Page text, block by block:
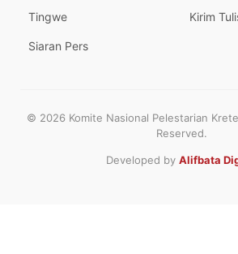
Tingwe
Siaran Pers
Kirim
© 2026 Komite Nasional Pelestarian
Reserved.
Developed by Alifbata